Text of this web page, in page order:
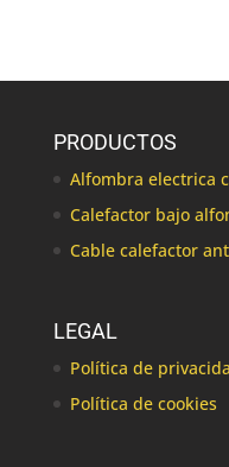
PRODUCTOS
Alfombra electrica
Calefactor bajo
Cable calefactor
LEGAL
Política de
Política de cookies